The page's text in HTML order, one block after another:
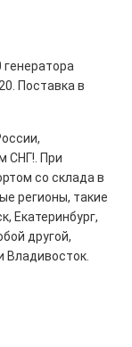
Поставка в
СНГ!. При
со склада в
регионы, такие
Екатеринбург,
другой,
Владивосток.